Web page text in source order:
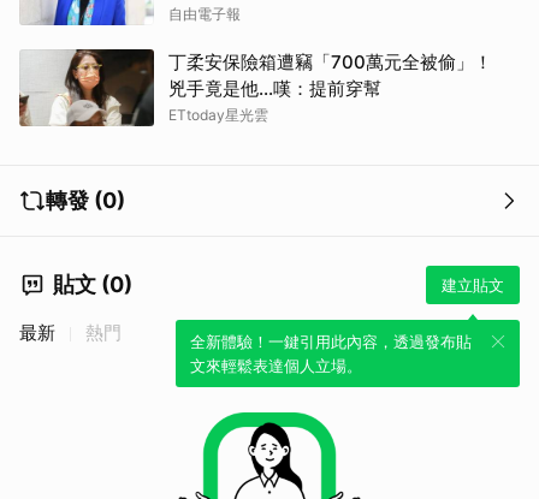
自由電子報
丁柔安保險箱遭竊「700萬元全被偷」！
兇手竟是他...嘆：提前穿幫
ETtoday星光雲
轉發 (0)
貼文 (0) 建立貼文
全新體驗！一鍵引用此內容，透過發布貼
文來輕鬆表達個人立場。
最新 熱門